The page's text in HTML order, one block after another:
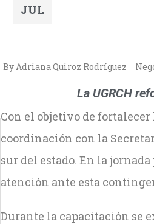
JUL
By Adriana Quiroz Rodríguez
La UGRCH
Con el objetivo de fortalecer
coordinación con la
sur del estado. En la jornada
atención ante esta
Durante la capacitación se